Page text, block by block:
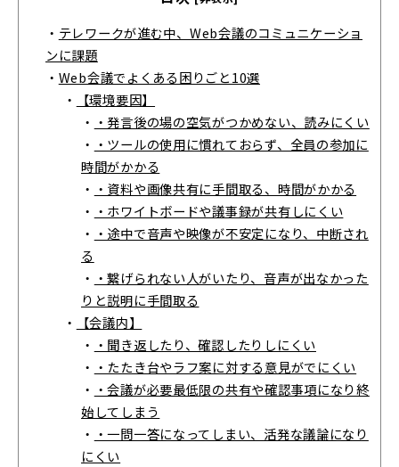
・ テレワークが進む中、Web会議のコミュニケーショ
ンに課題
・ Web会議でよくある困りごと10選
・
【環境要因】
・ ・発言後の場の空気がつかめない、読みにくい
・ ・ツールの使用に慣れておらず、全員の参加に
時間がかかる
・ ・資料や画像共有に手間取る、時間がかかる
・ ・ホワイトボードや議事録が共有しにくい
・ ・途中で音声や映像が不安定になり、中断され
る
・ ・繋げられない人がいたり、音声が出なかった
りと説明に手間取る
・
【会議内】
・ ・聞き返したり、確認したりしにくい
・ ・たたき台やラフ案に対する意見がでにくい
・ ・会議が必要最低限の共有や確認事項になり終
始してしまう
・ ・一問一答になってしまい、活発な議論になり
にくい